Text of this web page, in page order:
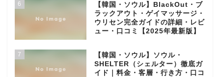
6
【韓国・ソウル】BlackOut・ブ
ラックアウト・ゲイマッサージ・
ウリセン完全ガイドの詳細・レビ
ュー・口コミ【2025年最新版】
7
【韓国・ソウル】ソウル・
SHELTER（シェルター）徹底ガ
イド｜料金・客層・行き方・口コ